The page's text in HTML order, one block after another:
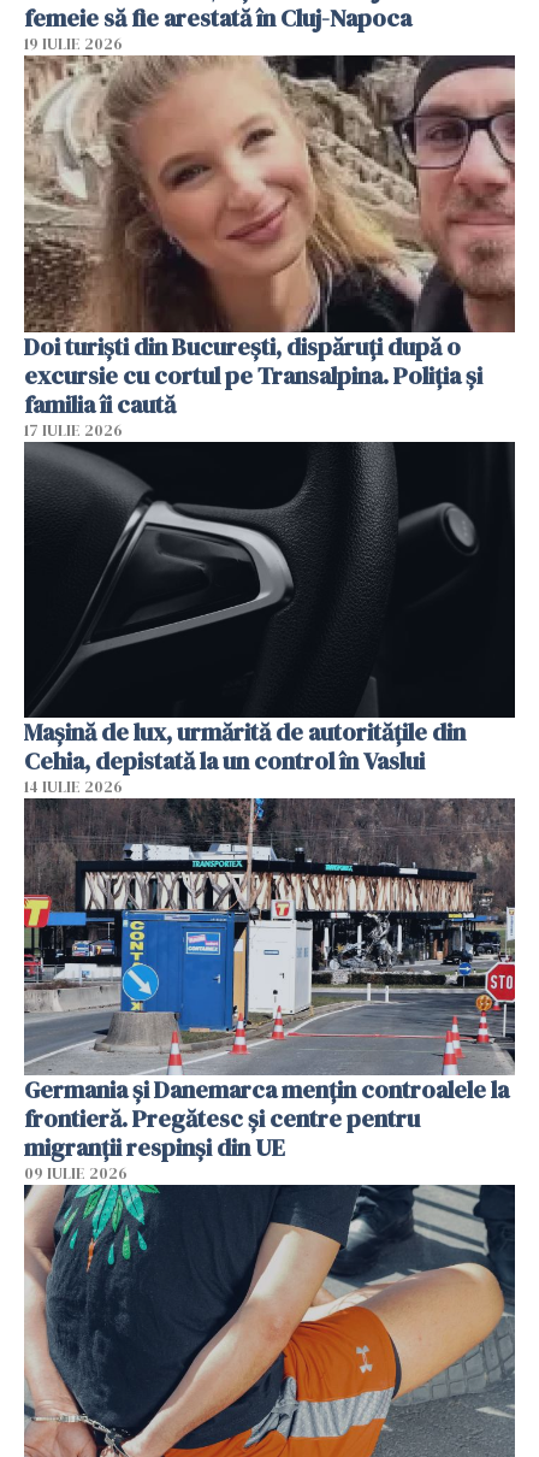
femeie să fie arestată în Cluj-Napoca
19 IULIE 2026
Doi turiști din București, dispăruți după o
excursie cu cortul pe Transalpina. Poliția și
familia îi caută
17 IULIE 2026
Mașină de lux, urmărită de autoritățile din
Cehia, depistată la un control în Vaslui
14 IULIE 2026
Germania și Danemarca mențin controalele la
frontieră. Pregătesc și centre pentru
migranții respinși din UE
09 IULIE 2026